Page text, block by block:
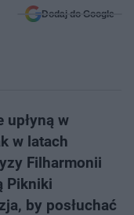
Dodaj do Google
upłyną w
w latach
Filharmonii
Pikniki
by posłuchać